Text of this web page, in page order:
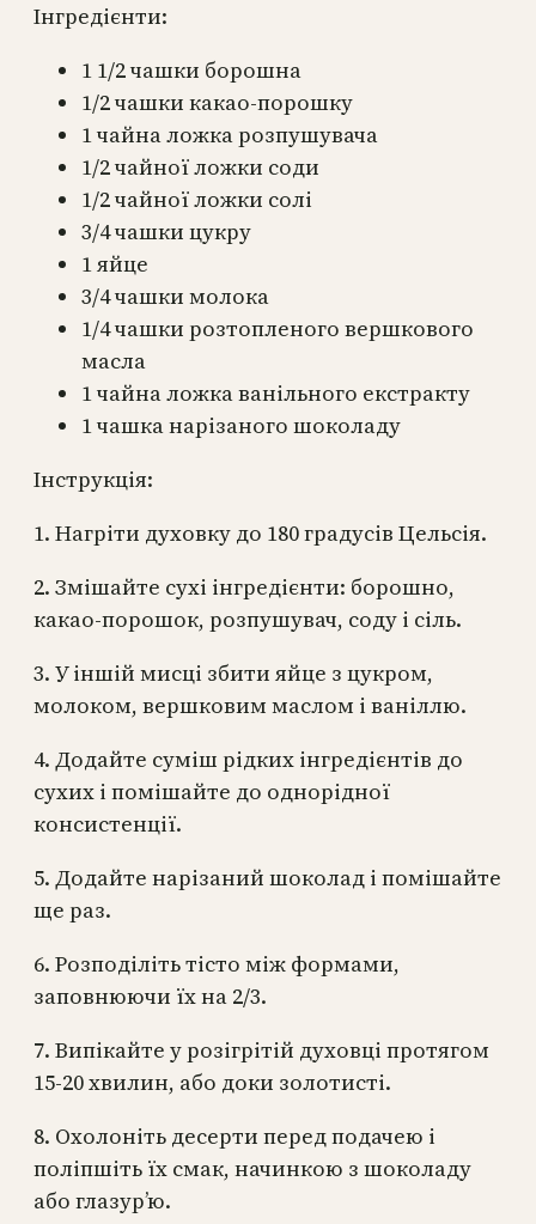
Інгредієнти:
1 1/2 чашки борошна
1/2 чашки какао-порошку
1 чайна ложка розпушувача
1/2 чайної ложки соди
1/2 чайної ложки солі
3/4 чашки цукру
1 яйце
3/4 чашки молока
1/4 чашки розтопленого вершкового
масла
1 чайна ложка ванільного екстракту
1 чашка нарізаного шоколаду
Інструкція:
1. Нагріти духовку до 180 градусів Цельсія.
2. Змішайте сухі інгредієнти: борошно,
какао-порошок, розпушувач, соду і сіль.
3. У іншій мисці збити яйце з цукром,
молоком, вершковим маслом і ваніллю.
4. Додайте суміш рідких інгредієнтів до
сухих і помішайте до однорідної
консистенції.
5. Додайте нарізаний шоколад і помішайте
ще раз.
6. Розподіліть тісто між формами,
заповнюючи їх на 2/3.
7. Випікайте у розігрітій духовці протягом
15-20 хвилин, або доки золотисті.
8. Охолоніть десерти перед подачею і
поліпшіть їх смак, начинкою з шоколаду
або глазур’ю.